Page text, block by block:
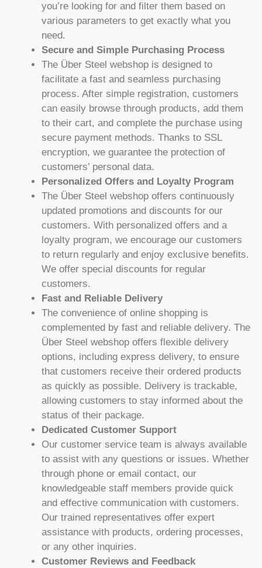
you’re looking for and filter them based on
various parameters to get exactly what you
need.
Secure and Simple Purchasing Process
The Über Steel webshop is designed to
facilitate a fast and seamless purchasing
process. After simple registration, customers
can easily browse through products, add them
to their cart, and complete the purchase using
secure payment methods. Thanks to SSL
encryption, we guarantee the protection of
customers’ personal data.
Personalized Offers and Loyalty Program
The Über Steel webshop offers continuously
updated promotions and discounts for our
customers. With personalized offers and a
loyalty program, we encourage our customers
to return regularly and enjoy exclusive benefits.
We offer special discounts for regular
customers.
Fast and Reliable Delivery
The convenience of online shopping is
complemented by fast and reliable delivery. The
Über Steel webshop offers flexible delivery
options, including express delivery, to ensure
that customers receive their ordered products
as quickly as possible. Delivery is trackable,
allowing customers to stay informed about the
status of their package.
Dedicated Customer Support
Our customer service team is always available
to assist with any questions or issues. Whether
through phone or email contact, our
knowledgeable staff members provide quick
and effective communication with customers.
Our trained representatives offer expert
assistance with products, ordering processes,
or any other inquiries.
Customer Reviews and Feedback